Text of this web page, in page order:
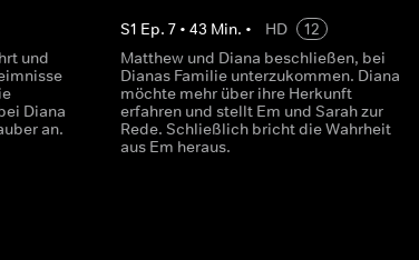
und
Diana
an.
S1 Ep. 7• 43 Min. • HD
12
Matthew und Diana beschließen, bei
Dianas Familie unterzukommen. Diana
möchte mehr über ihre Herkunft
erfahren und stellt Em und Sarah zur
Rede. Schließlich bricht die Wahrheit
aus Em heraus.